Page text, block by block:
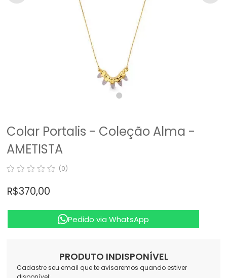
Colar Portalis - Coleção Alma -
AMETISTA
(0)
R$ 370,00
Pedido via WhatsApp
PRODUTO INDISPONÍVEL
Cadastre seu email que te avisaremos quando estiver